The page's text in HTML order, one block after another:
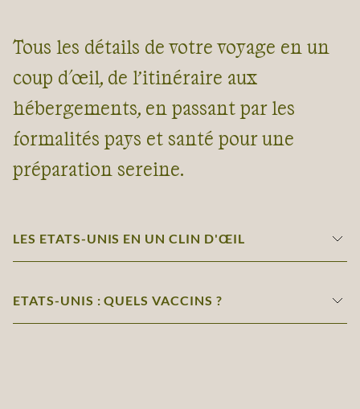
Tous les détails de votre voyage en un
coup d'œil, de l’itinéraire aux
hébergements, en passant par les
formalités pays et santé pour une
préparation sereine.
LES ETATS-UNIS EN UN CLIN D'ŒIL
ETATS-UNIS : QUELS VACCINS ?